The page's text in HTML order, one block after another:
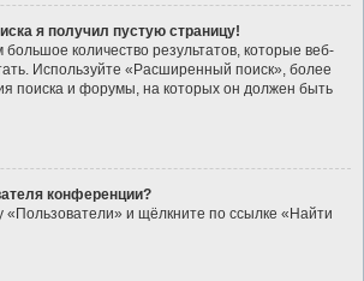
я получил пустую страницу!
количество результатов, которые веб-
Используйте «Расширенный поиск», более
поиска и форумы, на которых он должен быть
конференции?
«Пользователи» и щёлкните по ссылке «Найти